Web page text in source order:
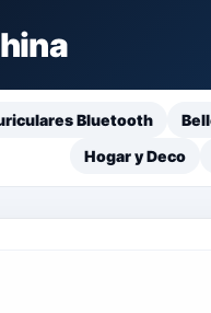
Bluetooth
Hogar y Deco